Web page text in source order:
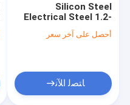
Silicon Steel
Electrical Steel 1.2-
1.5A/m Width 50mm-
1250mm
أحصل على آخر سعر
ﺎﺘﺼﻟ ﺍﻶﻧ